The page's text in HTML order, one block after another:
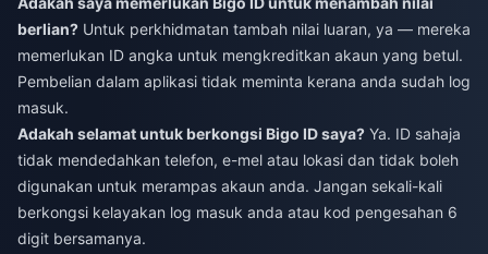
berlian? Untuk perkhidmatan tambah nilai luaran, ya — mereka
memerlukan ID angka untuk mengkreditkan akaun yang betul.
Pembelian dalam aplikasi tidak meminta kerana anda sudah log
masuk.
Adakah selamat untuk berkongsi Bigo ID saya? Ya. ID sahaja
tidak mendedahkan telefon, e-mel atau lokasi dan tidak boleh
digunakan untuk merampas akaun anda. Jangan sekali-kali
berkongsi kelayakan log masuk anda atau kod pengesahan 6
digit bersamanya.